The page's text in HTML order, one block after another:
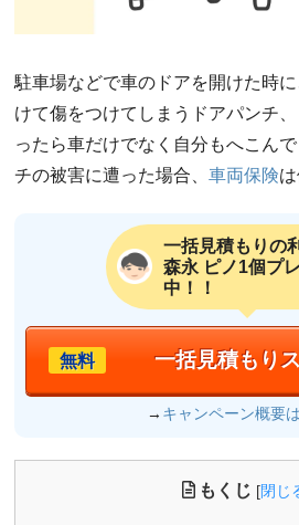
駐車場などで車のドアを開けた時
けて傷をつけてしまうドアパンチ
ったら車だけでなく自分もへこん
チの被害に遭った場合、車両保険
一括見積もりの
森永 ピノ1個プ
中！！
無料 一括見積もり
→ キャンペーン概要
もくじ [閉じ